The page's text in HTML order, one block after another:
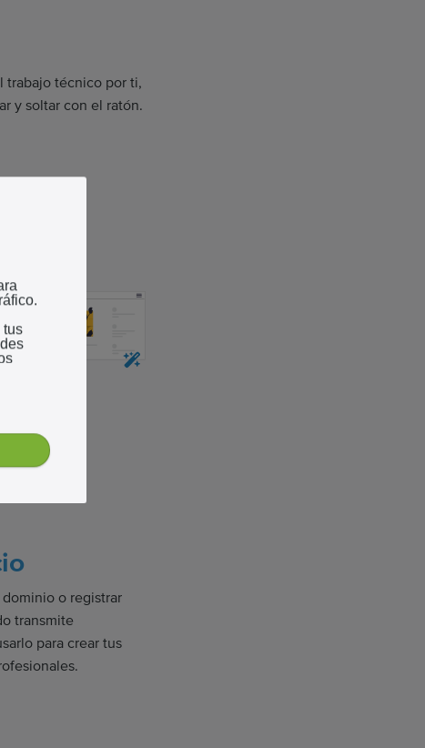
trabajo técnico por ti,
y soltar con el ratón.
o registrar
transmite
para crear tus
tus